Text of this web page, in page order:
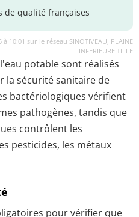
de qualité françaises
10:01 sur le réseau SINOTIVEAU, PLAINE
INFERIEURE TILLE
potable sont réalisés
la sécurité sanitaire de
bactériologiques vérifient
pathogènes, tandis que
contrôlent les
pesticides, les métaux
pour vérifier que